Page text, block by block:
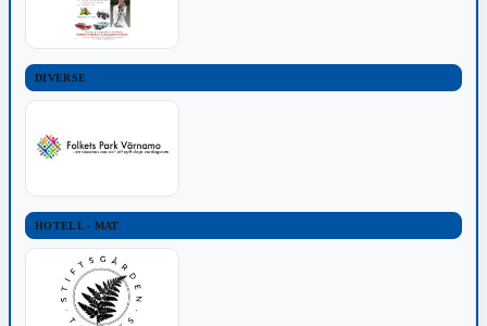
DIVERSE
HOTELL - MAT